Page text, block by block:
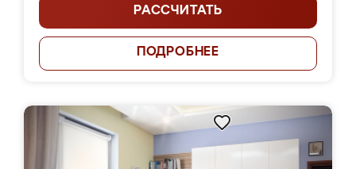
РАССЧИТАТЬ
ПОДРОБНЕЕ